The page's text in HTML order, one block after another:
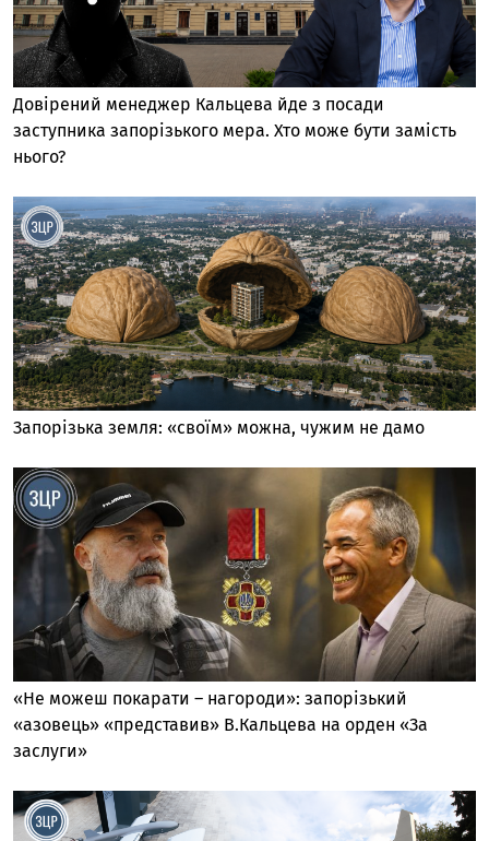
Довірений менеджер Кальцева йде з посади
заступника запорізького мера. Хто може бути замість
нього?
Запорізька земля: «своїм» можна, чужим не дамо
«Не можеш покарати – нагороди»: запорізький
«азовець» «представив» В.Кальцева на орден «За
заслуги»